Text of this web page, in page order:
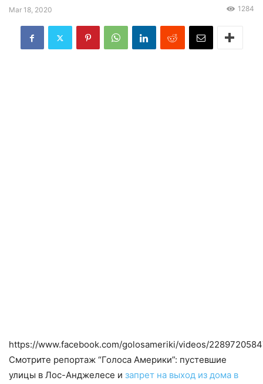
Mar 18, 2020 1284
https://www.facebook.com/golosameriki/videos/
Смотрите репортаж “Голоса Америки”: пустевшие
улицы в Лос-Анджелесе и запрет на выход из дома в